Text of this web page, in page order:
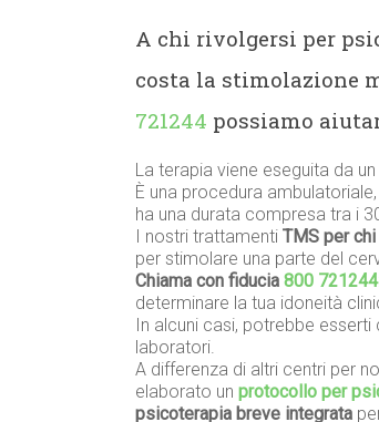
A chi rivolgersi per
costa la stimolazione
721244 possiamo
La terapia viene eseguita da un
È una procedura
ha una durata compresa tra i
I nostri trattamenti TMS per
per stimolare una parte del
Chiama con fiducia 800 721244
determinare la tua idoneità
In alcuni casi, potrebbe
laboratori.
A differenza di altri centri per
elaborato un protocollo per
psicoterapia breve integrata